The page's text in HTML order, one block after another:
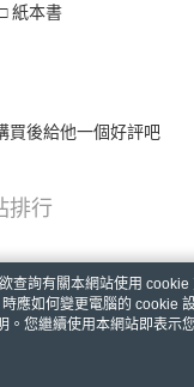
紙本書
買後給他一個好評吧
排行
查詢有關本網站使用
應如何變更電腦的 cookie
。您繼續使用本網站即表示
cookie。